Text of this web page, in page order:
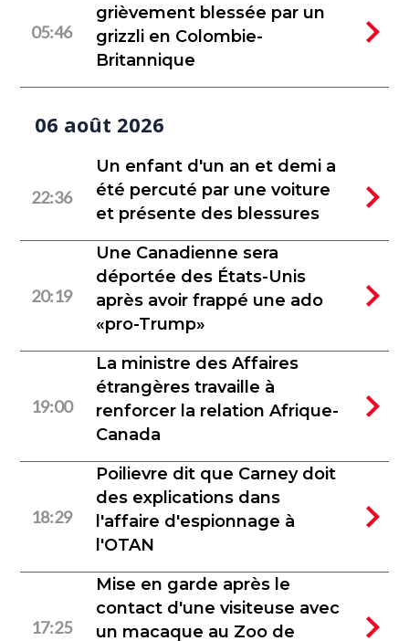
05:46
grièvement blessée par un
grizzli en Colombie-
Britannique
06 août 2026
22:36
Un enfant d'un an et demi a
été percuté par une voiture
et présente des blessures
20:19
Une Canadienne sera
déportée des États-Unis
après avoir frappé une ado
«pro-Trump»
19:00
La ministre des Affaires
étrangères travaille à
renforcer la relation Afrique-
Canada
18:29
Poilievre dit que Carney doit
des explications dans
l'affaire d'espionnage à
l'OTAN
17:25
Mise en garde après le
contact d'une visiteuse avec
un macaque au Zoo de